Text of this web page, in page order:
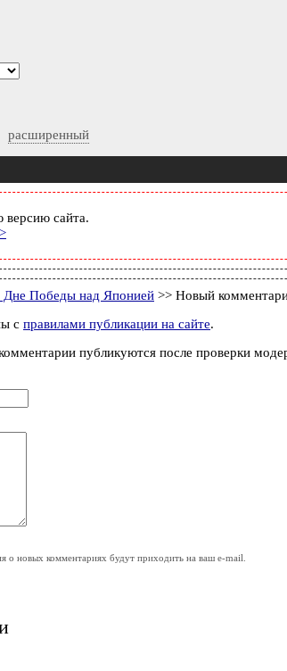
расширенный
сайта.
Победы над Японией >> Новый
с правилами публикации на сайте.
публикуются после проверки
о новых комментариях будут приходить на ваш e-mail.